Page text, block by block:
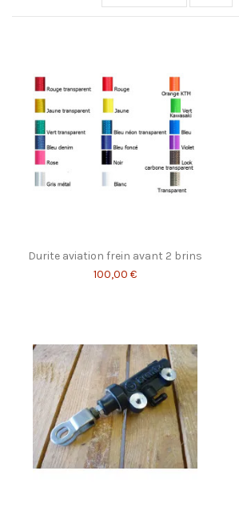
Durite aviation frein avant 2 brins
100,00 €